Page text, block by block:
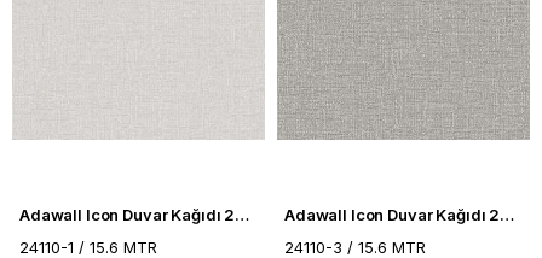
Adawall Icon Duvar Kağıdı 24110-1
24110-1 / 15.6 MTR
Adawall Icon Duvar Kağıdı 24110-3
24110-3 / 15.6 MTR